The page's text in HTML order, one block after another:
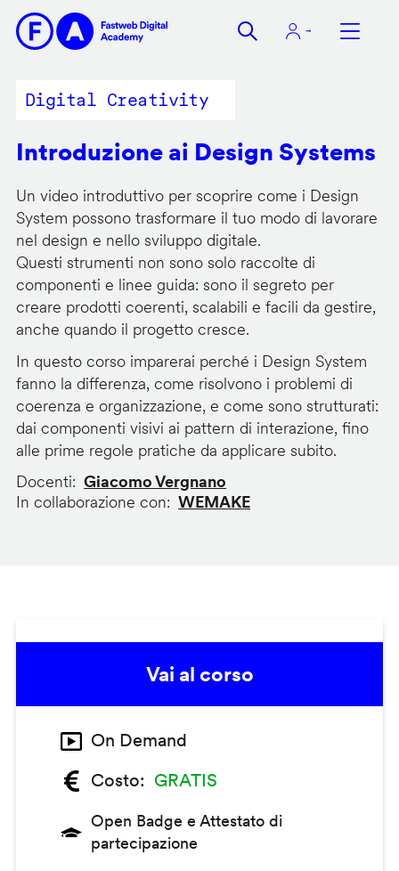
contenuto
Digital Creativity
Introduzione ai Design Systems
Un video introduttivo per scoprire come i Design
System possono trasformare il tuo modo di lavorare
nel design e nello sviluppo digitale.
Questi strumenti non sono solo raccolte di
componenti e linee guida: sono il segreto per
creare prodotti coerenti, scalabili e facili da gestire,
anche quando il progetto cresce.
In questo corso imparerai perché i Design System
fanno la differenza, come risolvono i problemi di
coerenza e organizzazione, e come sono strutturati:
dai componenti visivi ai pattern di interazione, fino
alle prime regole pratiche da applicare subito.
Docenti
Giacomo Vergnano
In collaborazione con
WEMAKE
Vai al corso
On Demand
Costo
GRATIS
Open Badge e Attestato di
partecipazione